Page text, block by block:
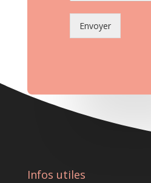
Envoyer
Infos utiles